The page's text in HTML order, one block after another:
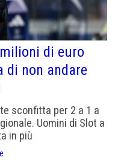
di euro
di non andare
sconfitta per 2 a 1 a
Uomini di Slot a
in più